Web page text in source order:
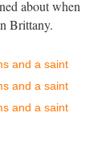
about when
Brittany.